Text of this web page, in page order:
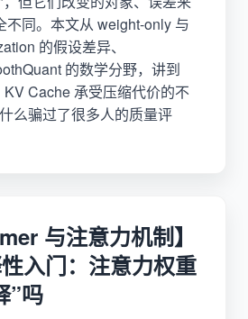
不同。本文从 weight-only 与
的假设差异、
的数学分野，讲到
Cache 承受压缩代价的不
么骗过了很多人的质量评
与注意力机制】
入门：注意力权重
”吗